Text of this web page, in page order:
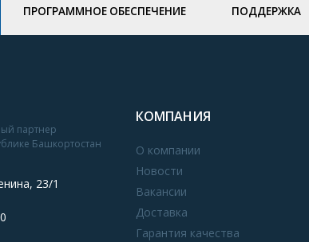
ПРОГРАММНОЕ ОБЕСПЕЧЕНИЕ ПОДДЕРЖКА
партнер
Башкортостан
23/1
КОМПАНИЯ
О компании
Новости
Вакансии
Доставка
Гарантия качества